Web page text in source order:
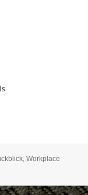
,Workplace